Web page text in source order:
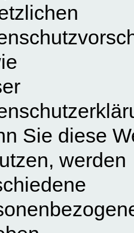
Sie diese
werden